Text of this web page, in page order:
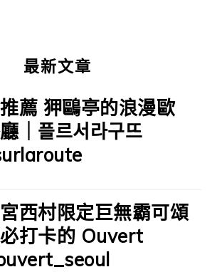
最新文章
薦 狎鷗亭的浪漫歐
｜플르서라구뜨
西村限定巨無霸可頌
必打卡的 Ouvert